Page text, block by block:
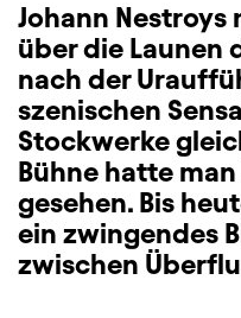
Johann Nestroys
über die Launen
nach der
szenischen
Stockwerke
Bühne hatte
gesehen. Bis
ein zwingendes
zwischen